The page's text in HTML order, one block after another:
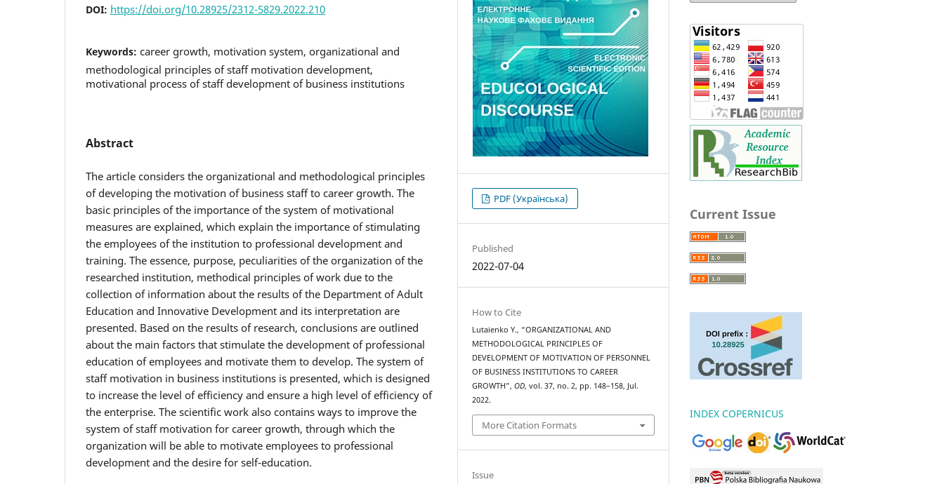
DOI: https://doi.org/10.28925/2312-5829.2022.210
Keywords: career growth, motivation system, organizational and
methodological principles of staff motivation development,
motivational process of staff development of business institutions
Abstract
The article considers the organizational and methodological principles
of developing the motivation of business staff to career growth. The
basic principles of the importance of the system of motivational
measures are explained, which explain the importance of stimulating
the employees of the institution to professional development and
training. The essence, purpose, peculiarities of the organization of the
researched institution, methodical principles of work due to the
collection of information about the results of the Department of Adult
Education and Innovative Development and its interpretation are
presented. Based on the results of research, conclusions are outlined
about the main factors that stimulate the development of professional
education of employees and motivate them to develop. The system of
staff motivation in business institutions is presented, which is designed
to increase the level of efficiency and ensure a high level of efficiency of
the enterprise. The scientific work also contains ways to improve the
system of staff motivation for career growth, through which the
organization will be able to motivate employees to professional
development and the desire for self-education.
PDF (Українська)
Published
2022-07-04
How to Cite
Lutaіenko Y., “ORGANIZATIONAL AND
METHODOLOGICAL PRINCIPLES OF
DEVELOPMENT OF MOTIVATION OF PERSONNEL
OF BUSINESS INSTITUTIONS TO CAREER
GROWTH”,OD, vol. 37, no. 2, pp. 148–158, Jul.
2022.
More Citation Formats
Issue
Current Issue
INDEX COPERNICUS